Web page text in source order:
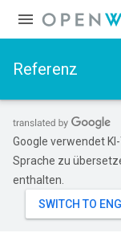
Referenz
Google verwendet
Sprache zu
enthalten.